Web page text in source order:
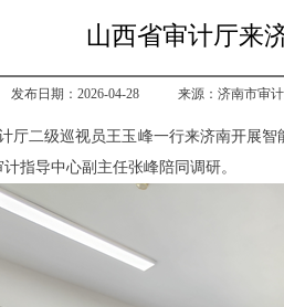
山西省审计厅来
发布日期：2026-04-28 来源：济南市审
厅二级巡视员王玉峰一行来济南开展
指导中心副主任张峰陪同调研。